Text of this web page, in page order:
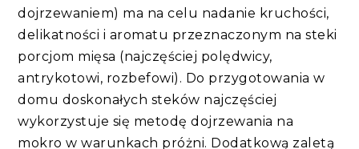
dojrzewaniem) ma na celu nadanie kruchości,
delikatności i aromatu przeznaczonym na steki
porcjom mięsa (najczęściej polędwicy,
antrykotowi, rozbefowi). Do przygotowania w
domu doskonałych steków najczęściej
wykorzystuje się metodę dojrzewania na
mokro w warunkach próżni. Dodatkową zaletą